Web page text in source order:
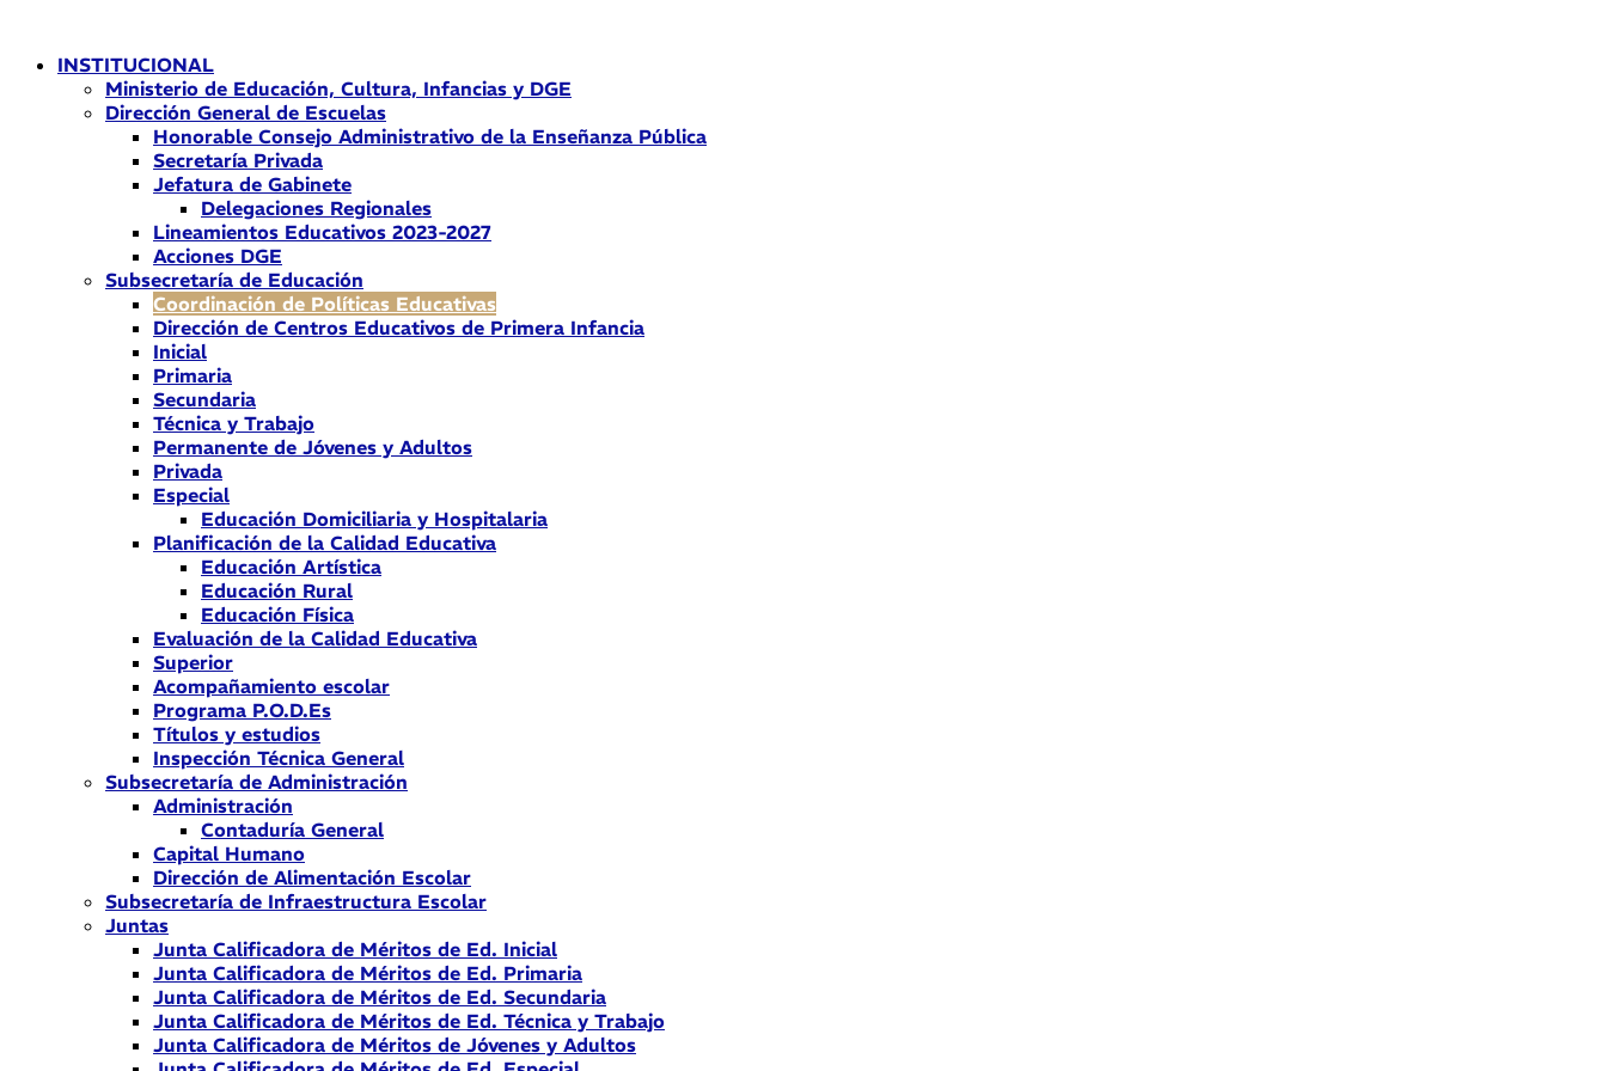
contenidoINSTITUCIONAL
Ministerio de Educación, Cultura, Infancias y DGE
Dirección General de Escuelas
Honorable Consejo Administrativo de la Enseñanza Pública
Secretaría Privada
Jefatura de Gabinete
Delegaciones Regionales
Lineamientos Educativos 2023-2027
Acciones DGE
Subsecretaría de Educación
Coordinación de Políticas Educativas
Dirección de Centros Educativos de Primera Infancia
Inicial
Primaria
Secundaria
Técnica y Trabajo
Permanente de Jóvenes y Adultos
Privada
Especial
Educación Domiciliaria y Hospitalaria
Planificación de la Calidad Educativa
Educación Artística
Educación Rural
Educación Física
Evaluación de la Calidad Educativa
Superior
Acompañamiento escolar
Programa P.O.D.Es
Títulos y estudios
Inspección Técnica General
Subsecretaría de Administración
Administración
Contaduría General
Capital Humano
Dirección de Alimentación Escolar
Subsecretaría de Infraestructura Escolar
Juntas
Junta Calificadora de Méritos de Ed. Inicial
Junta Calificadora de Méritos de Ed. Primaria
Junta Calificadora de Méritos de Ed. Secundaria
Junta Calificadora de Méritos de Ed. Técnica y Trabajo
Junta Calificadora de Méritos de Jóvenes y Adultos